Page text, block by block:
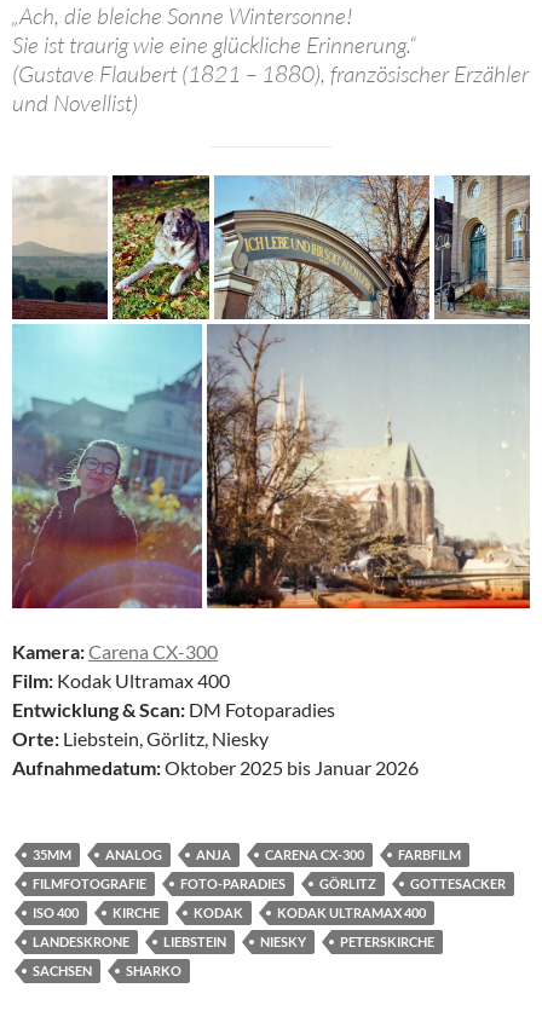
„Ach, die bleiche Sonne Wintersonne!
Sie ist traurig wie eine glückliche Erinnerung.“
(Gustave Flaubert (1821 – 1880), französischer Erzähler
und Novellist)
Kamera:Carena CX-300
Film: Kodak Ultramax 400
Entwicklung & Scan: DM Fotoparadies
Orte: Liebstein, Görlitz, Niesky
Aufnahmedatum:Oktober 2025 bis Januar 2026
35MM ANALOG ANJA CARENA CX-300
FARBFILM
FILMFOTOGRAFIE
FOTO-PARADIES GÖRLITZ
GOTTESACKER
ISO 400
KIRCHE KODAK
KODAK ULTRAMAX 400
LANDESKRONE
LIEBSTEIN NIESKY
PETERSKIRCHE
SACHSEN
SHARKO